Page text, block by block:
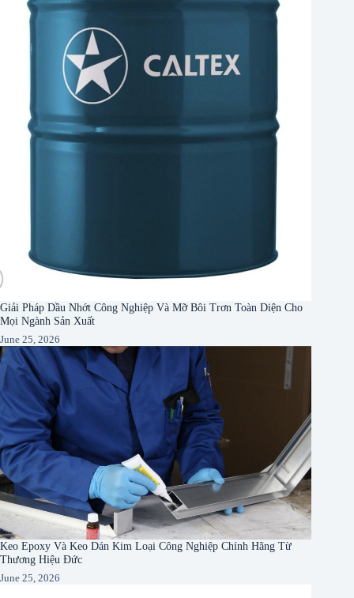
Giải Pháp Dầu Nhớt Công Nghiệp Và Mỡ Bôi Trơn Toàn Diện Cho
Mọi Ngành Sản Xuất
June 25, 2026
Keo Epoxy Và Keo Dán Kim Loại Công Nghiệp Chính Hãng Từ
Thương Hiệu Đức
June 25, 2026